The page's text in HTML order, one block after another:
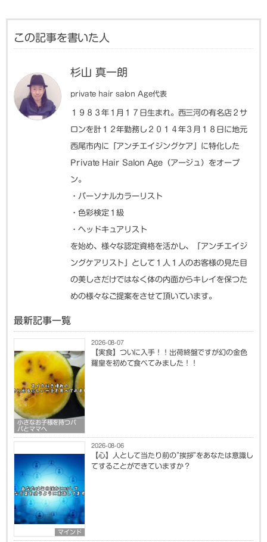
この記事を書いた人
杉山 真一朗
private hair salon Age代表
１９８３年１月１７日生まれ。西三河の有名店２サ
ロンを計１２年勤務し２０１４年３月１８日に地元
西尾市内に「アンチエイジングケア」に特化した
Private Hair Salon Age（アージュ）をオープ
ン。
・パーソナルカラーリスト
・色彩検定１級
・ヘッドキュアリスト
を始め、様々な認定資格を活かし、「アンチエイジ
ングケアリスト」として１人１人のお客様の見た目
の美しさだけではなく体の内面からキレイを保つた
めの様々なご提案をさせて頂いています。
最新記事一覧
小さなお子様を持つパ
パとママへ
2026-08-07
【実食】ついに入手！！出荷終盤ですが幻の金色
羅皇を初めて食べてみました！！
マインド
2026-08-06
【心】人として当たり前の”挨拶”をあなたは意識し
てすることができていますか？